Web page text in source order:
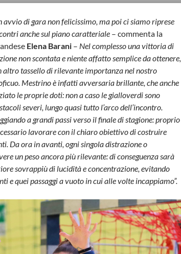
avvio di gara non felicissimo, ma poi ci siamo riprese
anche sul piano caratteriale – commenta la
Elena Barani – Nel complesso una vittoria di
non scontata e niente affatto semplice da ottenere,
altro tassello di rilevante importanza nel nostro
Mestrino è infatti avversaria brillante, che anche
le proprie doti: non a caso le gialloverdi sono
severi, lungo quasi tutto l’arco dell’incontro.
a grandi passi verso il finale di stagione: proprio
lavorare con il chiaro obiettivo di costruire
Da ora in avanti, ogni singola distrazione o
un peso ancora più rilevante: di conseguenza sarà
sovrappiù di lucidità e concentrazione, evitando
e quei passaggi a vuoto in cui alle volte incappiamo”.